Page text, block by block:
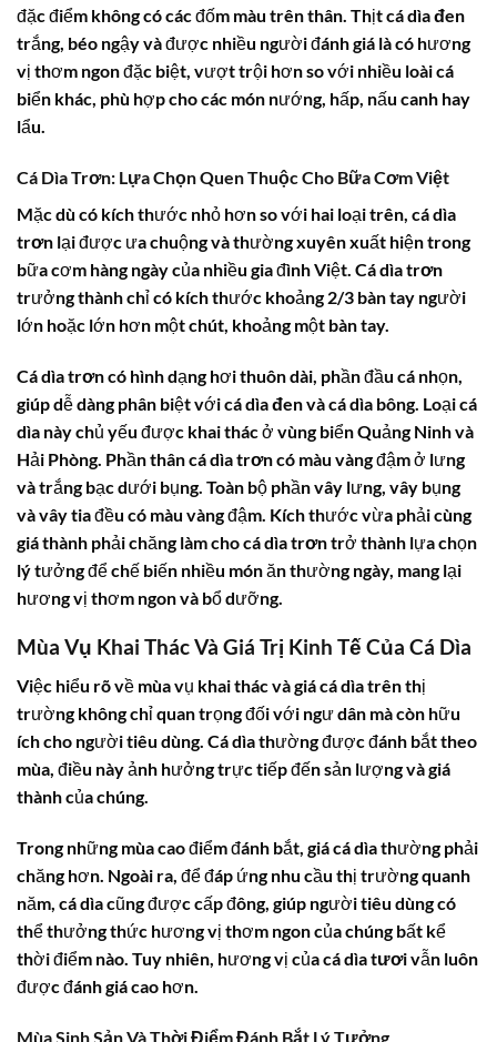
đặc điểm không có các đốm màu trên thân. Thịtcá dìa đen
trắng, béo ngậy và được nhiều người đánh giá là có hương
vị thơm ngon đặc biệt, vượt trội hơn so với nhiều loài cá
biển khác, phù hợp cho các món nướng, hấp, nấu canh hay
lẩu.
Cá Dìa Trơn: Lựa Chọn Quen Thuộc Cho Bữa Cơm Việt
Mặc dù có kích thước nhỏ hơn so với hai loại trên, cá dìa
trơn lại được ưa chuộng và thường xuyên xuất hiện trong
bữa cơm hàng ngày của nhiều gia đình Việt. Cá dìa trơn
trưởng thành chỉ có kích thước khoảng 2/3 bàn tay người
lớn hoặc lớn hơn một chút, khoảng một bàn tay.
Cá dìa trơncó hình dạng hơi thuôn dài, phần đầu cá nhọn,
giúp dễ dàng phân biệt vớicá dìa đenvàcá dìa bông. Loạicá
dìa này chủ yếu được khai thác ở vùng biển Quảng Ninh và
Hải Phòng. Phần thâncá dìa trơncó màu vàng đậm ở lưng
và trắng bạc dưới bụng. Toàn bộ phần vây lưng, vây bụng
và vây tia đều có màu vàng đậm. Kích thước vừa phải cùng
giá thành phải chăng làm chocá dìa trơntrở thành lựa chọn
lý tưởng để chế biến nhiều món ăn thường ngày, mang lại
hương vị thơm ngon và bổ dưỡng.
Mùa Vụ Khai Thác Và Giá Trị Kinh Tế Của Cá Dìa
Việc hiểu rõ về mùa vụ khai thác vàgiá cá dìatrên thị
trường không chỉ quan trọng đối với ngư dân mà còn hữu
ích cho người tiêu dùng. Cá dìathường được đánh bắt theo
mùa, điều này ảnh hưởng trực tiếp đến sản lượng và giá
thành của chúng.
Trong những mùa cao điểm đánh bắt, giá cá dìathường phải
chăng hơn. Ngoài ra, để đáp ứng nhu cầu thị trường quanh
năm, cá dìacũng được cấp đông, giúp người tiêu dùng có
thể thưởng thức hương vị thơm ngon của chúng bất kể
thời điểm nào. Tuy nhiên, hương vị củacá dìa tươivẫn luôn
được đánh giá cao hơn.
Mùa Sinh Sản Và Thời Điểm Đánh Bắt Lý Tưởng